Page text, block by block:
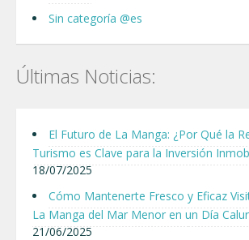
Sin categoría @es
Últimas Noticias:
El Futuro de La Manga: ¿Por Qué la
Turismo es Clave para la Inversión
18/07/2025
Cómo Mantenerte Fresco y Eficaz
La Manga del Mar Menor en un Día
21/06/2025